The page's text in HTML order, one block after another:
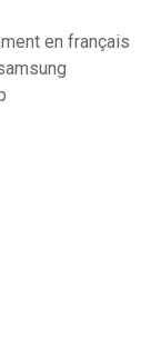
en français